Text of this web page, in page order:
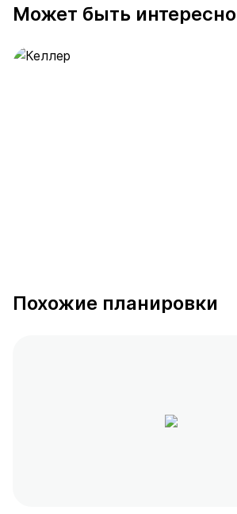
Может быть интересно
Похожие планировки